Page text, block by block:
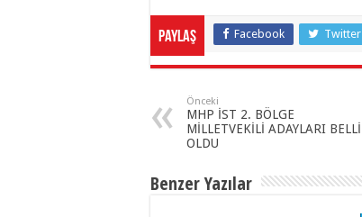
Paylaş Facebook Twitter
Önceki
MHP İST 2. BÖLGE
MİLLETVEKİLİ ADAYLARI BELLİ
OLDU
Benzer Yazılar